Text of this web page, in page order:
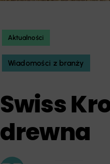
Aktualności
Wiadomości z branży
Swiss
drewna